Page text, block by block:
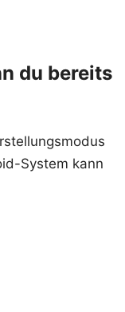
du bereits
System kann